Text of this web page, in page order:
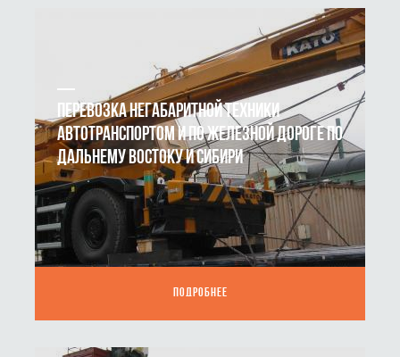
ПЕРЕВОЗКА НЕГАБАРИТНОЙ ТЕХНИКИ
АВТОТРАНСПОРТОМ И ПО ЖЕЛЕЗНОЙ ДОРОГЕ ПО
ДАЛЬНЕМУ ВОСТОКУ И СИБИРИ
ПОДРОБНЕЕ